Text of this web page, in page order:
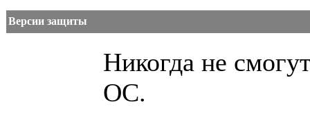
Версии защиты
Никогда не
ОС.